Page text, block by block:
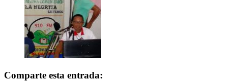
Comparte esta entrada: